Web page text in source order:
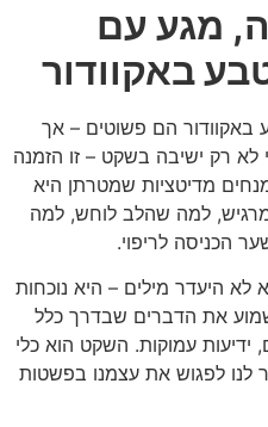
מגע עם
באקוודור
באקוודור הם פשוטים – אך
לא רק ישיבה בשקט – זו הזמנה
מדיטציות שמטרתן היא
למה שהלב לוחש, למה
הכניסה לריפוי.
היעדר מילים – היא נוכחות
את הדברים שבדרך כלל
עמוקות. השקט הוא כלי
לנו לפגוש את עצמנו בפשטות